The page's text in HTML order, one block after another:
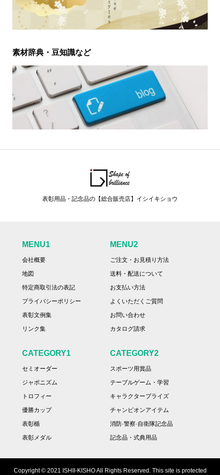
素材辞典・豆知識など
表彰用品・記念品の【総合販売店】イシイキショウ
MENU1
会社概要
地図
特定商取引法の表記
プライバシーポリシー
表彰文例集
リンク集
MENU2
ご注文・お見積り方法
送料・配送について
お支払い方法
よくいただくご質問
お問い合わせ
カタログ請求
CATEGORY1
セミオーダー
ジャポニズム
トロフィー
優勝カップ
表彰楯
表彰メダル
CATEGORY2
スポーツ用賞品
テーブルゲーム・学習
キャラクタープライズ
チャンピオンアイテム
消防·警察·自衛隊記念品
記念品・式典用品
Copyright © 2021 ISHII-KISHO All Rights Reserved. This site is protected